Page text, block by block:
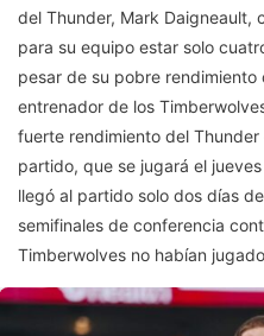
del Thunder, Mark Daigneault,
para su equipo estar solo
pesar de su pobre
entrenador de los
fuerte rendimiento del
partido, que se jugará el
llegó al partido solo dos días
semifinales de conferencia
Timberwolves no habían